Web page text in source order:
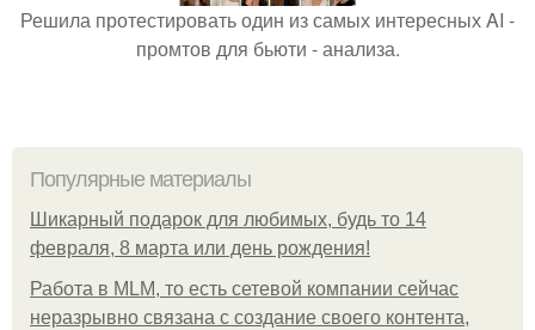
Решила протестировать один из самых интересных AI -
промтов для бьюти - анализа.
Популярные материалы
Шикарный подарок для любимых, будь то 14
февраля, 8 марта или день рождения!
Работа в MLM, то есть сетевой компании сейчас
неразрывно связана с создание своего контента,